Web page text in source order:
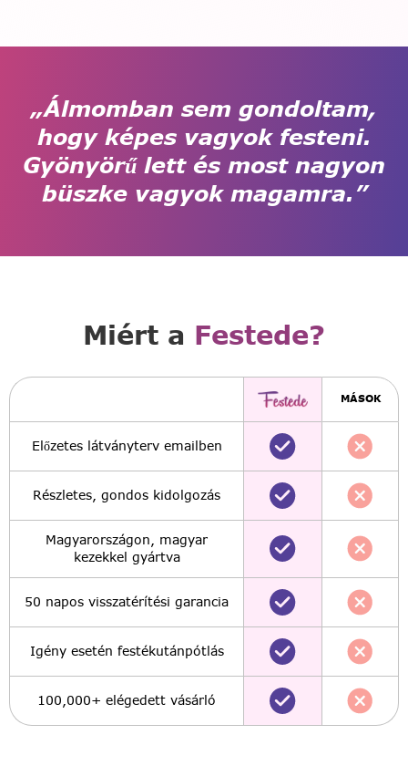
„Álmomban sem gondoltam,
hogy képes vagyok festeni.
Gyönyörű lett és most nagyon
büszke vagyok magamra.”
Miért a Festede?
MÁSOK
Előzetes látványterv emailben
Részletes, gondos kidolgozás
Magyarországon, magyar
kezekkel gyártva
50 napos visszatérítési garancia
Igény esetén festékutánpótlás
100,000+ elégedett vásárló